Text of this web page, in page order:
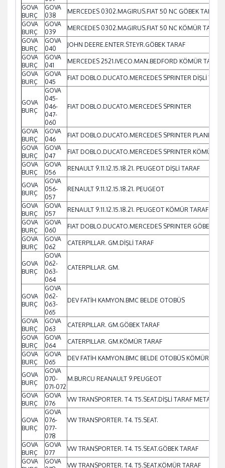
GOVA
BURÇ
GOVA
038
MERCEDES 0302.MAGIRUS.FIAT 50 NC GÖBEK TARAF
GOVA
BURÇ
GOVA
039
MERCEDES 0302.MAGIRUS.FIAT 50 NC KÖMÜR TARAF
GOVA
BURÇ
GOVA
040
JOHN DEERE.ENTER.STEYR.GÖBEK TARAF
GOVA
BURÇ
GOVA
041
MERCEDES 2521.IVECO.MAN.BEDFORD KÖMÜR TARAF
GOVA
BURÇ
GOVA
045
FIAT DOBLO.DUCATO.MERCEDES SPRINTER DİŞLİ
GOVA
BURÇ
GOVA
045-
046-
047-
060
FIAT DOBLO.DUCATO.MERCEDES SPRINTER
GOVA
BURÇ
GOVA
046
FIAT DOBLO.DUCATO.MERCEDES SPRINTER PLANET
GOVA
BURÇ
GOVA
047
FIAT DOBLO.DUCATO.MERCEDES SPRINTER KÖMÜR
GOVA
BURÇ
GOVA
056
RENAULT 9.11.12.15.18.21. PEUGEOT DİŞLİ TARAF
GOVA
BURÇ
GOVA
056-
057
RENAULT 9.11.12.15.18.21. PEUGEOT
GOVA
BURÇ
GOVA
057
RENAULT 9.11.12.15.18.21. PEUGEOT KÖMÜR TARAF
GOVA
BURÇ
GOVA
060
FIAT DOBLO.DUCATO.MERCEDES SPRINTER GÖBEK
GOVA
BURÇ
GOVA
062
CATERPILLAR. GM.DİŞLİ TARAF
GOVA
BURÇ
GOVA
062-
063-
064
CATERPILLAR. GM.
GOVA
BURÇ
GOVA
062-
063-
065
DEV FATİH KAMYON.BMC BELDE OTOBÜS
GOVA
BURÇ
GOVA
063
CATERPILLAR. GM.GÖBEK TARAF
GOVA
BURÇ
GOVA
064
CATERPILLAR. GM.KÖMÜR TARAF
GOVA
BURÇ
GOVA
065
DEV FATİH KAMYON.BMC BELDE OTOBÜS KÖMÜR
GOVA
BURÇ
GOVA
070-
071-072
M.BURCU REANAULT 9.PEUGEOT
GOVA
BURÇ
GOVA
076
VW TRANSPORTER. T4. T5.SEAT.DİŞLİ TARAF METAL
GOVA
BURÇ
GOVA
076-
077-
078
VW TRANSPORTER. T4. T5.SEAT.
GOVA
BURÇ
GOVA
077
VW TRANSPORTER. T4. T5.SEAT.GÖBEK TARAF
GOVA
GOVA
VW TRANSPORTER. T4. T5.SEAT.KÖMÜR TARAF